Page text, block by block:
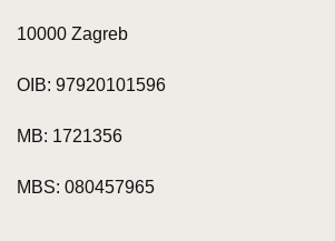
10000 Zagreb
OIB: 97920101596
MB: 1721356
MBS: 080457965